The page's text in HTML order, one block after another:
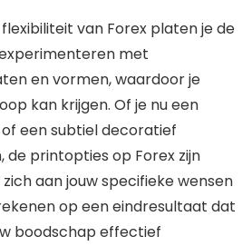
van Forex platen je de
met
en vormen, waardoor je
kan krijgen. Of je nu een
een subtiel decoratief
printopties op Forex zijn
aan jouw specifieke wensen
op een eindresultaat dat
boodschap effectief